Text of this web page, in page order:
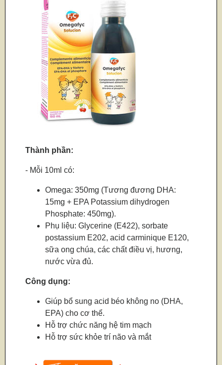
Thành phần:
- Mỗi 10ml có:
Omega: 350mg (Tương đương DHA:
15mg + EPA Potassium dihydrogen
Phosphate: 450mg).
Phụ liệu: Glycerine (E422), sorbate
postassium E202, acid carminique E120,
sữa ong chúa, các chất điều vị, hương,
nước vừa đủ.
Công dụng:
Giúp bổ sung acid béo không no (DHA,
EPA) cho cơ thể.
Hỗ trợ chức năng hệ tim mạch
Hỗ trợ sức khỏe trí não và mắt